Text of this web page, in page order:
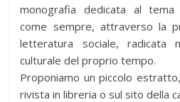
monografia dedicata al tema
come sempre, attraverso la
letteratura sociale, radicata
culturale del proprio tempo.
Proponiamo un piccolo
rivista in libreria o sul sito della